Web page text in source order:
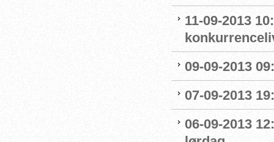
11-09-2013
09-09-2013
07-09-2013
06-09-2013